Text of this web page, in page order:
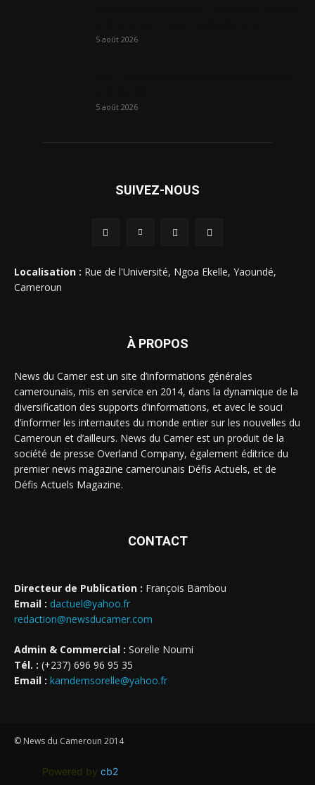
5 août 2026
5 août 2026
SUIVEZ-NOUS
Localisation : Rue de l'Université, Ngoa Ekelle, Yaoundé,
Cameroun
À PROPOS
News du Camer est un site d’informations générales
camerounais, mis en service en 2014, dans la dynamique de la
diversification des supports d’informations, et avec le souci
d’informer les internautes du monde entier sur les nouvelles du
Cameroun et d’ailleurs. News du Camer est un produit de la
société de presse Overland Company, également éditrice du
premier news magazine camerounais Défis Actuels, et de
Défis Actuels Magazine.
CONTACT
Directeur de Publication : François Bambou
Email : dactuel@yahoo.fr
redaction@newsducamer.com
Admin & Commercial : Sorelle Noumi
Tél. : (+237) 696 96 95 35
Email : kamdemsorelle@yahoo.fr
© News du Cameroun 2014
Powered by cb2